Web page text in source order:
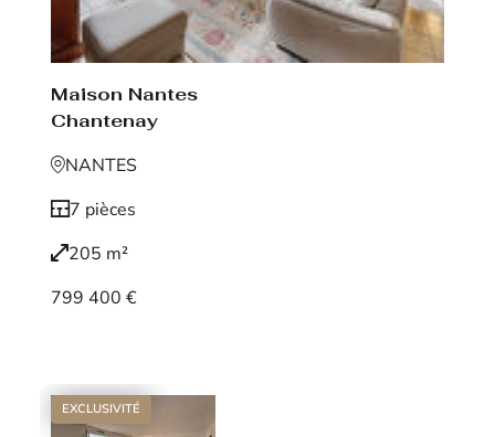
Maison Nantes
Chantenay
NANTES
7 pièces
205 m²
799 400 €
EXCLUSIVITÉ